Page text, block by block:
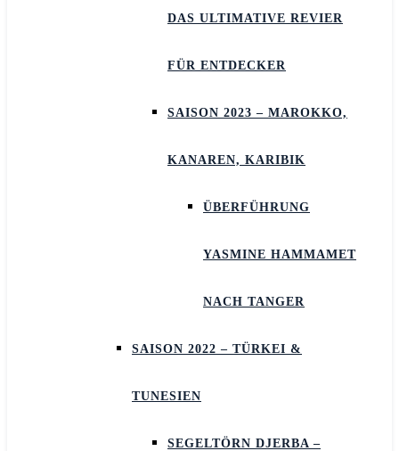
DAS ULTIMATIVE REVIER
FÜR ENTDECKER
SAISON 2023 – MAROKKO,
KANAREN, KARIBIK
ÜBERFÜHRUNG
YASMINE HAMMAMET
NACH TANGER
SAISON 2022 – TÜRKEI &
TUNESIEN
SEGELTÖRN DJERBA –